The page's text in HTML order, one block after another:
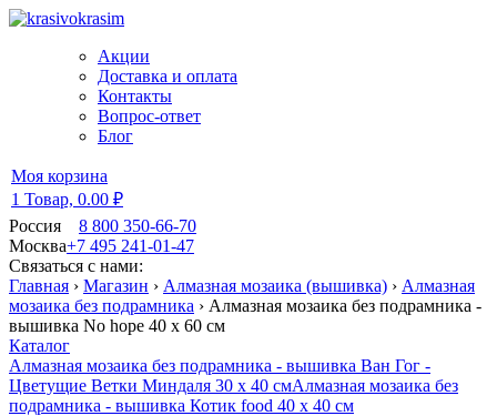
Акции
Доставка и оплата
Контакты
Вопрос-ответ
Блог
Моя корзина
1 Товар, 0.00 ₽
Россия
8 800 350-66-70
Москва+7 495 241-01-47
Связаться с нами:
Главная › Магазин › Алмазная мозаика (вышивка) › Алмазная
мозаика без подрамника › Алмазная мозаика без подрамника -
вышивка No hope 40 х 60 см
Каталог
Алмазная мозаика без подрамника - вышивка Ван Гог -
Цветущие Ветки Миндаля 30 х 40 смАлмазная мозаика без
подрамника - вышивка Котик food 40 х 40 см